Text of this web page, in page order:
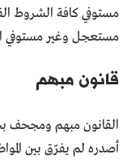
مستوفي كافة الشروط
مستعجل وغير مستوفي
قانون مبهم
القانون مبهم ومجحف
أصدره لم يفرّق بين